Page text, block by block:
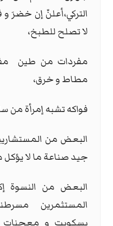
التركي،أعلنّ إن خضرَ
لا تصلح للطبخ،
مفردات من طين
مطاط و خرق،
فواكه تشبه إمرأة من
البعض من
جيد صناعة ما لا
البعض من النسوة
المستثمرين
بسكويت و معجنات